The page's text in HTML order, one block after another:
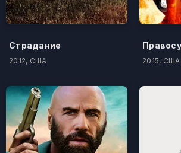
Страдание
2012, США 2015, США